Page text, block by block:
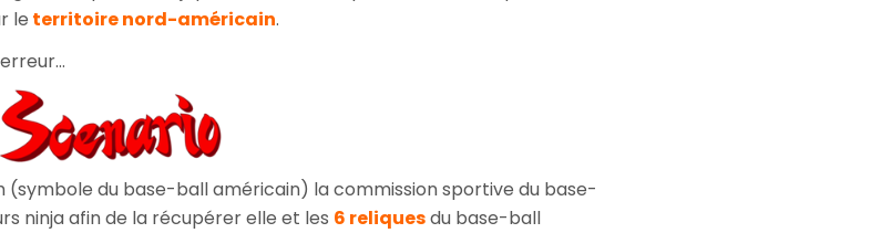
le territoire nord-américain.
(symbole du base-ball américain) la commission sportive du base-
ninja afin de la récupérer elle et les 6 reliquesdu base-ball